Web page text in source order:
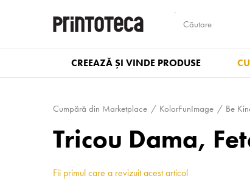
CREEAZĂ ȘI VINDE PRODUSE
Cumpără din Marketplace KolorFunImage Be
Tricou Dama,
Fii primul care a revizuit acest articol